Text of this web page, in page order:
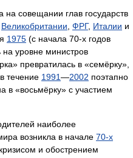
на совещании глав государств
Великобритании, ФРГ, Италии и
1975 (с начала 70-х годов
уровне министров
превратилась в «семёрку»,
течение 1991—2002 поэтапно
в «восьмёрку» с участием
наиболее
возникла в начале 70-х
и обострением